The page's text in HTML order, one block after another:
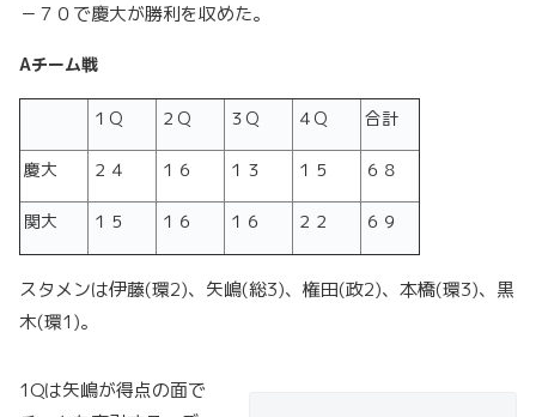
－７０で慶大が勝利を収めた。
Aチーム戦
１Q ２Q ３Q ４Q 合計
慶大 ２４ １６ １３ １５ ６８
関大 １５ １６ １６ ２２ ６９
スタメンは伊藤(環2)、矢嶋(総3)、権田(政2)、本橋(環3)、黒
木(環1)。
1Qは矢嶋が得点の面で